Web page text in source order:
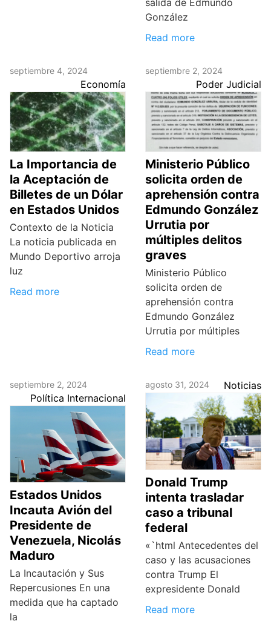
salida de Edmundo
González
Read more
septiembre 4, 2024
Economía
La Importancia de
la Aceptación de
Billetes de un Dólar
en Estados Unidos
Contexto de la Noticia
La noticia publicada en
Mundo Deportivo arroja
luz
Read more
septiembre 2, 2024
Poder Judicial
Ministerio Público
solicita orden de
aprehensión contra
Edmundo González
Urrutia por
múltiples delitos
graves
Ministerio Público
solicita orden de
aprehensión contra
Edmundo González
Urrutia por múltiples
Read more
septiembre 2, 2024
Política Internacional
Estados Unidos
Incauta Avión del
Presidente de
Venezuela, Nicolás
Maduro
La Incautación y Sus
Repercusiones En una
medida que ha captado
la
agosto 31, 2024 Noticias
Donald Trump
intenta trasladar
caso a tribunal
federal
«`html Antecedentes del
caso y las acusaciones
contra Trump El
expresidente Donald
Read more